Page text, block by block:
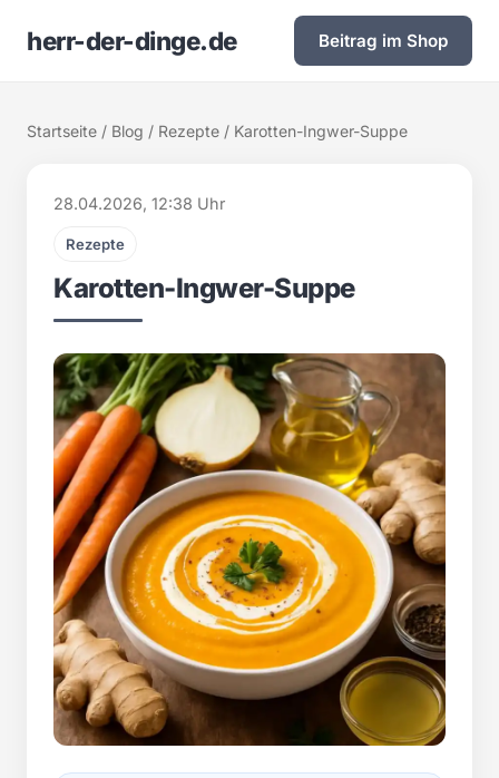
herr-der-dinge.de Beitrag im Shop
Startseite / Blog / Rezepte / Karotten-Ingwer-Suppe
28.04.2026, 12:38 Uhr
Rezepte
Karotten-Ingwer-Suppe